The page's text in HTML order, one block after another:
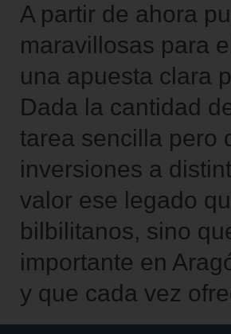
A partir de ahora
maravillosas para
una apuesta clara
Dada la cantidad
tarea sencilla pero
inversiones a
valor ese legado
bilbilitanos, sino
importante en
y que cada vez